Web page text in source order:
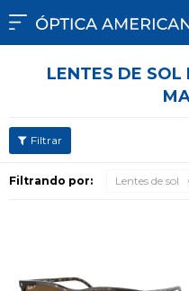

LENTES DE SOL
Filtrando por: Lentes de sol